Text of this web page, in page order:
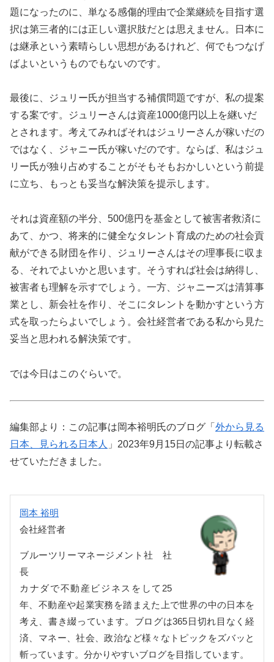
題になったのに、単なる感傷的理由で企業継続を目指す選
択は第三者的には正しい選択肢だとは思えません。日本に
は継承という素晴らしい思想があるけれど、何でもつなげ
ばよいというものでもないのです。
最後に、ジュリー氏が担当する補償問題ですが、私の提案
する案です。ジュリーさんは資産1000億円以上を継いだ
とされます。考えてみればそれはジュリーさんが稼いだの
ではなく、ジャニー氏が稼いだのです。ならば、私はジュ
リー氏が独り占めすることがそもそもおかしいという前提
に立ち、もっとも妥当な解決策を提示します。
それは資産額の半分、500億円を基金として被害者救済に
あて、かつ、将来的に健全なタレント育成のための社会貢
献ができる財団を作り、ジュリーさんはその理事長に収ま
る、それでよいかと思います。そうすれば社会は納得し、
被害者も理解を示すでしょう。一方、ジャニーズは清算事
業とし、新会社を作り、そこにタレントを動かすという方
式を取ったらよいでしょう。会社経営者である私から見た
妥当と思われる解決策です。
では今日はこのぐらいで。
編集部より：この記事は岡本裕明氏のブログ「 外から見る
日本、見られる日本人 」2023年9月15日の記事より転載さ
せていただきました。
岡本 裕明
会社経営者
ブルーツリーマネージメント社 社
長
カナダで不動産ビジネスをして25
年、不動産や起業実務を踏まえた上で世界の中の日本を
考え、書き綴っています。ブログは365日切れ目なく経
済、マネー、社会、政治など様々なトピックをズバッと
斬っています。分かりやすいブログを目指しています。